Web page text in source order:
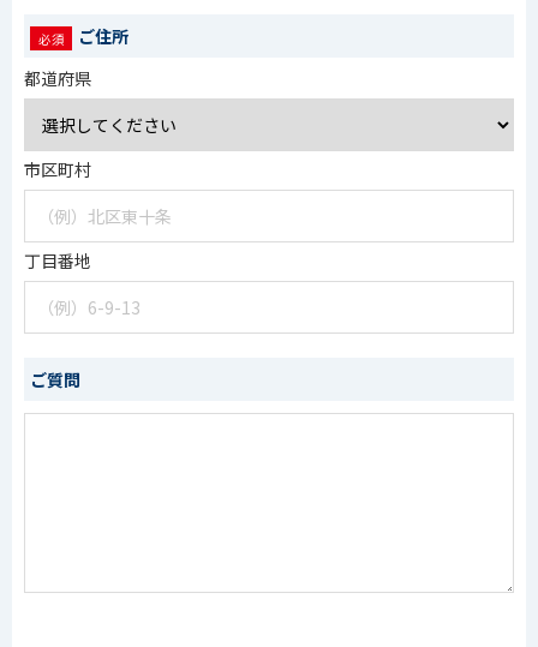
ご住所
都道府県
市区町村
丁目番地
ご質問